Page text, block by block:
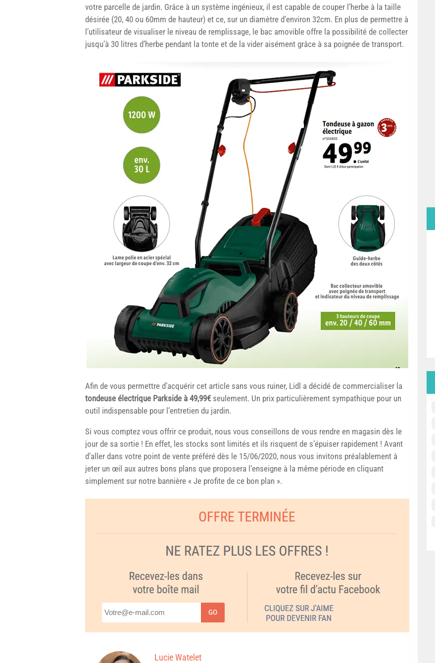
votre parcelle de jardin. Grâce à un système ingénieux, il est capable de couper l’herbe à la taille
désirée (20, 40 ou 60mm de hauteur) et ce, sur un diamètre d’environ 32cm. En plus de permettre à
l’utilisateur de visualiser le niveau de remplissage, le bac amovible offre la possibilité de collecter
jusqu’à 30 litres d’herbe pendant la tonte et de la vider aisément grâce à sa poignée de transport.
Afin de vous permettre d’acquérir cet article sans vous ruiner, Lidl a décidé de commercialiser la
tondeuse électrique Parkside à 49,99€ seulement. Un prix particulièrement sympathique pour un
outil indispensable pour l’entretien du jardin.
Si vous comptez vous offrir ce produit, nous vous conseillons de vous rendre en magasin dès le
jour de sa sortie ! En effet, les stocks sont limités et ils risquent de s’épuiser rapidement ! Avant
d’aller dans votre point de vente préféré dès le 15/06/2020, nous vous invitons préalablement à
jeter un œil aux autres bons plans que proposera l’enseigne à la même période en cliquant
simplement sur notre bannière « Je profite de ce bon plan ».
GO
Lucie Watelet